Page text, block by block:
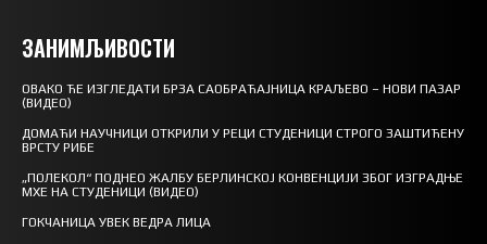
ЗАНИМЉИВОСТИ
ОВАКО ЋЕ ИЗГЛЕДАТИ БРЗА САОБРАЋАЈНИЦА КРАЉЕВО – НОВИ ПАЗАР
(ВИДЕО)
ДОМАЋИ НАУЧНИЦИ ОТКРИЛИ У РЕЦИ СТУДЕНИЦИ СТРОГО ЗАШТИЋЕНУ
ВРСТУ РИБЕ
„ПОЛЕКОЛ“ ПОДНЕО ЖАЛБУ БЕРЛИНСКОЈ КОНВЕНЦИЈИ ЗБОГ ИЗГРАДЊЕ
МХЕ НА СТУДЕНИЦИ (ВИДЕО)
ГОКЧАНИЦА УВЕК ВЕДРА ЛИЦА